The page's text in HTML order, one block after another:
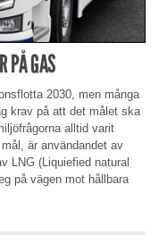
PÅ GAS
2030, men många
krav på att det målet ska
alltid varit
är användandet av
LNG (Liquiefied natural
på vägen mot hållbara